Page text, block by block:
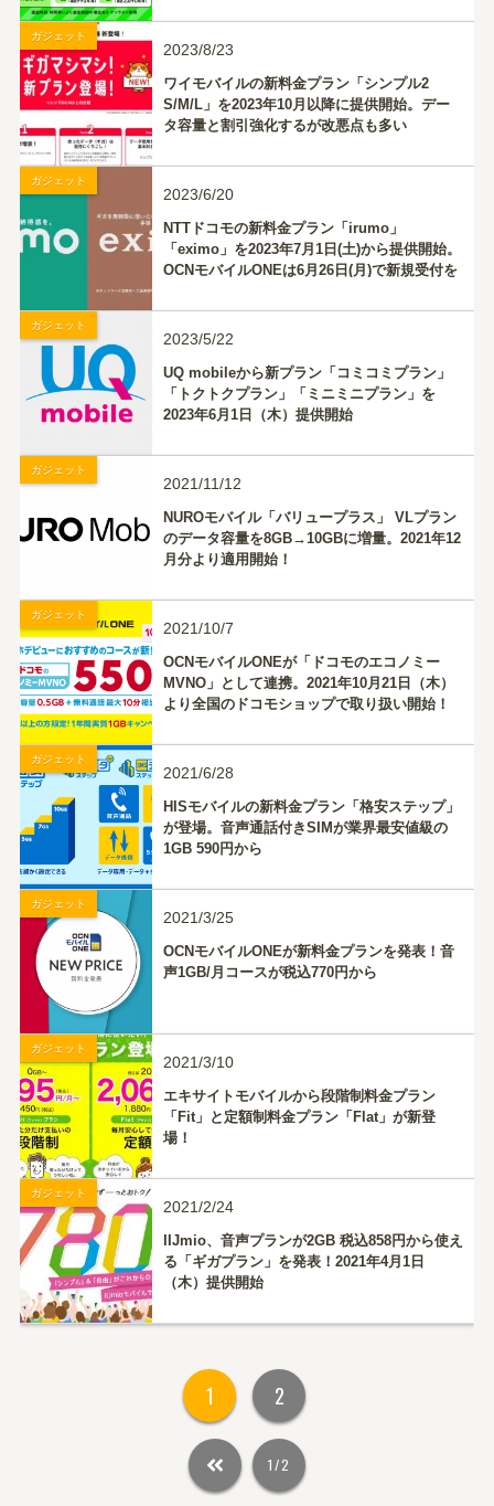
ガジェット
2023/8/23
ワイモバイルの新料金プラン「シンプル2
S/M/L」を2023年10月以降に提供開始。デー
タ容量と割引強化するが改悪点も多い
ガジェット
2023/6/20
NTTドコモの新料金プラン「irumo」
「eximo」を2023年7月1日(土)から提供開始。
OCNモバイルONEは6月26日(月)で新規受付を
ガジェット
2023/5/22
UQ mobileから新プラン「コミコミプラン」
「トクトクプラン」「ミニミニプラン」を
2023年6月1日（木）提供開始
ガジェット
2021/11/12
NUROモバイル「バリュープラス」 VLプラン
のデータ容量を8GB→10GBに増量。2021年12
月分より適用開始！
ガジェット
2021/10/7
OCNモバイルONEが「ドコモのエコノミー
MVNO」として連携。2021年10月21日（木）
より全国のドコモショップで取り扱い開始！
ガジェット
2021/6/28
HISモバイルの新料金プラン「格安ステップ」
が登場。音声通話付きSIMが業界最安値級の
1GB 590円から
ガジェット
2021/3/25
OCNモバイルONEが新料金プランを発表！音
声1GB/月コースが税込770円から
ガジェット
2021/3/10
エキサイトモバイルから段階制料金プラン
「Fit」と定額制料金プラン「Flat」が新登
場！
ガジェット
2021/2/24
IIJmio、音声プランが2GB 税込858円から使え
る「ギガプラン」を発表！2021年4月1日
（木）提供開始
1 2
1/2